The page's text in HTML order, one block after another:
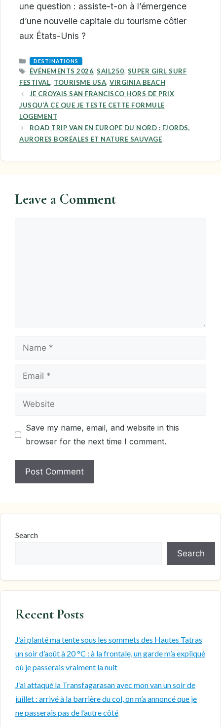
une question : assiste-t-on à l’émergence
d’une nouvelle capitale du tourisme côtier
aux États-Unis ?
CATEGORIES
DESTINATIONS
TAGS
ÉVÉNEMENTS 2026,SAIL250, SUPER GIRL SURF
FESTIVAL, TOURISME USA, VIRGINIA BEACH
JE CROYAIS SAN FRANCISCO HORS DE PRIX
JUSQU’À CE QUE JE TESTE CETTE FORMULE
LOGEMENT
ROAD TRIP VAN EN EUROPE DU NORD : FJORDS,
AURORES BORÉALES ET NATURE SAUVAGE
Leave a Comment
Name
Email
Website
Save my name, email, and website in this
browser for the next time I comment.
Search
Search
Recent Posts
J’ai planté ma tente sous les sommets des Hautes Tatras
un soir d’août à 20 °C : à la frontale, un garde m’a expliqué
où je passerais vraiment la nuit
J’ai attaqué la Transfagarasan avec mon van un soir de
juillet : arrivé à la barrière du col, on m’a annoncé que je
ne passerais pas de l’autre côté